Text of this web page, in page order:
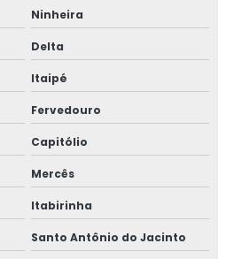
Ninheira
Delta
Itaipé
Fervedouro
Capitólio
Mercês
Itabirinha
Santo Antônio do Jacinto